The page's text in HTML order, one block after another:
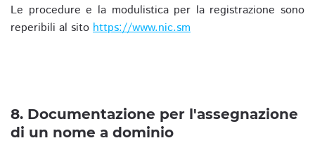
Le procedure e la modulistica per la registrazione sono
reperibili al sito https://www.nic.sm
8. Documentazione per l'assegnazione
di un nome a dominio